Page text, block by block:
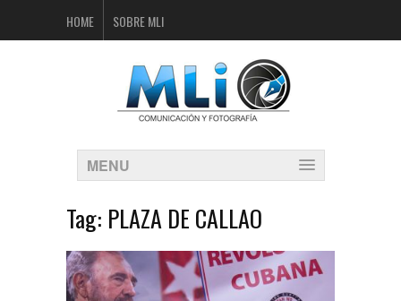
HOME SOBRE MLI
MENU
Tag: PLAZA DE CALLAO